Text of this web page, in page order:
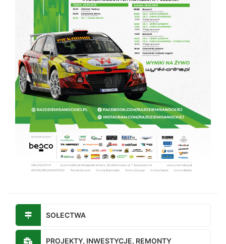
SOŁECTWA
PROJEKTY, INWESTYCJE, REMONTY